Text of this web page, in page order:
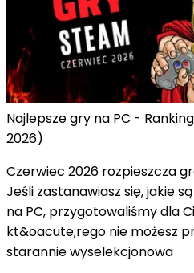
Najlepsze gry na PC -
2026)
Czerwiec 2026 rozpieszcza
Jeśli zastanawiasz się, jakie
na PC, przygotowaliśmy dla
kt&oacute;rego nie możesz
starannie wyselekcjonowa